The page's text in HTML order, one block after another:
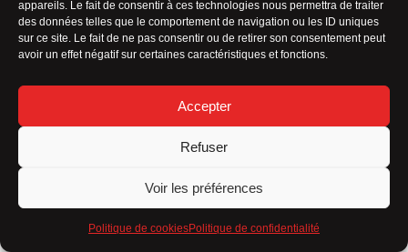
appareils. Le fait de consentir à ces technologies nous permettra de traiter
des données telles que le comportement de navigation ou les ID uniques
sur ce site. Le fait de ne pas consentir ou de retirer son consentement peut
avoir un effet négatif sur certaines caractéristiques et fonctions.
Accepter
Refuser
Voir les préférences
Politique de cookiesPolitique de confidentialité
Service personnalisé
Flexibilité
Relation de confiance
Tarification transparente